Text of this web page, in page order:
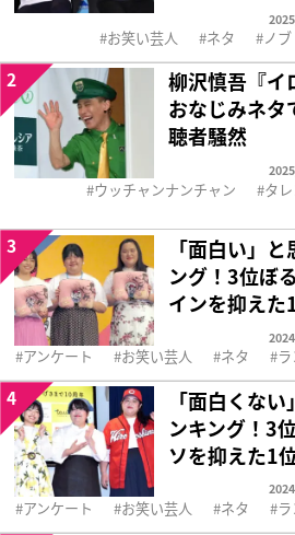
お笑い芸人 ネタ ノブ
柳沢慎吾『
おなじみネタ
聴者騒然
2
ウッチャンナンチャン タ
「面白い」
ング！3位ぼ
インを抑えた
3
アンケート お笑い芸人 ネタ ラ
「面白くな
ンキング！3
ソを抑えた1
4
アンケート お笑い芸人 ネタ ラ